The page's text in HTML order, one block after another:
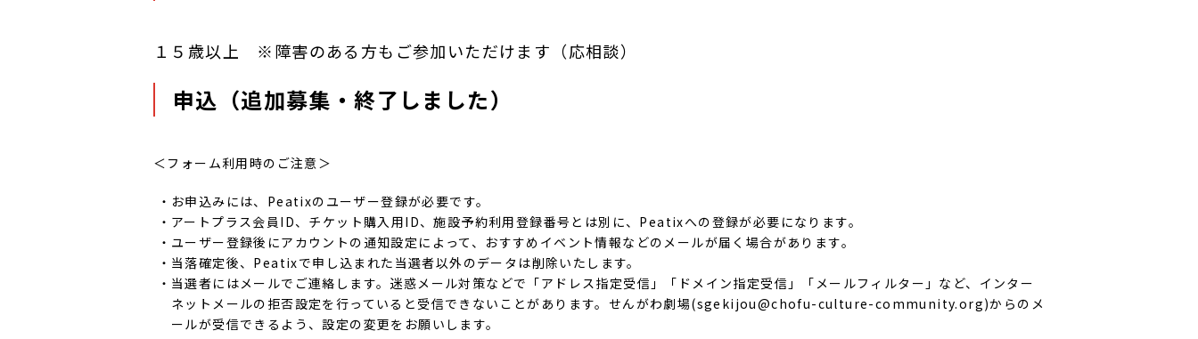
１５歳以上 ※障害のある方もご参加いただけます（応相談）
申込（追加募集・終了しました）
＜フォーム利用時のご注意＞
お申込みには、Peatixのユーザー登録が必要です。
アートプラス会員ID、チケット購入用ID、施設予約利用登録番号とは別に、Peatixへの登録が必要になります。
ユーザー登録後にアカウントの通知設定によって、おすすめイベント情報などのメールが届く場合があります。
当落確定後、Peatixで申し込まれた当選者以外のデータは削除いたします。
当選者にはメールでご連絡します。迷惑メール対策などで「アドレス指定受信」「ドメイン指定受信」「メールフィルター」など、インター
ネットメールの拒否設定を行っていると受信できないことがあります。せんがわ劇場(sgekijou@chofu-culture-community.org)からのメ
ールが受信できるよう、設定の変更をお願いします。